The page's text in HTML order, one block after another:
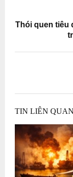
Thói quen tiêu
TIN LIÊN QUAN